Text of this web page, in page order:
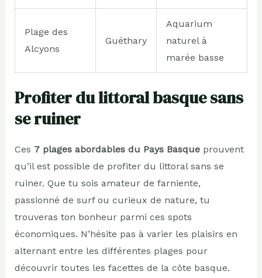
Plage des
Alcyons
Guéthary
Aquarium
naturel à
marée basse
Profiter du littoral basque sans
se ruiner
Ces 7 plages abordables du Pays Basqueprouvent
qu’il est possible de profiter du littoral sans se
ruiner. Que tu sois amateur de farniente,
passionné de surf ou curieux de nature, tu
trouveras ton bonheur parmi ces spots
économiques. N’hésite pas à varier les plaisirs en
alternant entre les différentes plages pour
découvrir toutes les facettes de la côte basque.